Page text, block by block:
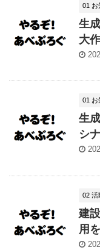
01 お
生
大
01 お
生
シ
02 活
建
用